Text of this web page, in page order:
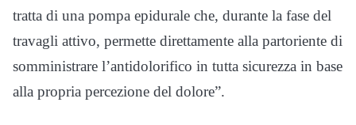
tratta di una pompa epidurale che, durante la fase del
travagli attivo, permette direttamente alla partoriente di
somministrare l’antidolorifico in tutta sicurezza in base
alla propria percezione del dolore”.